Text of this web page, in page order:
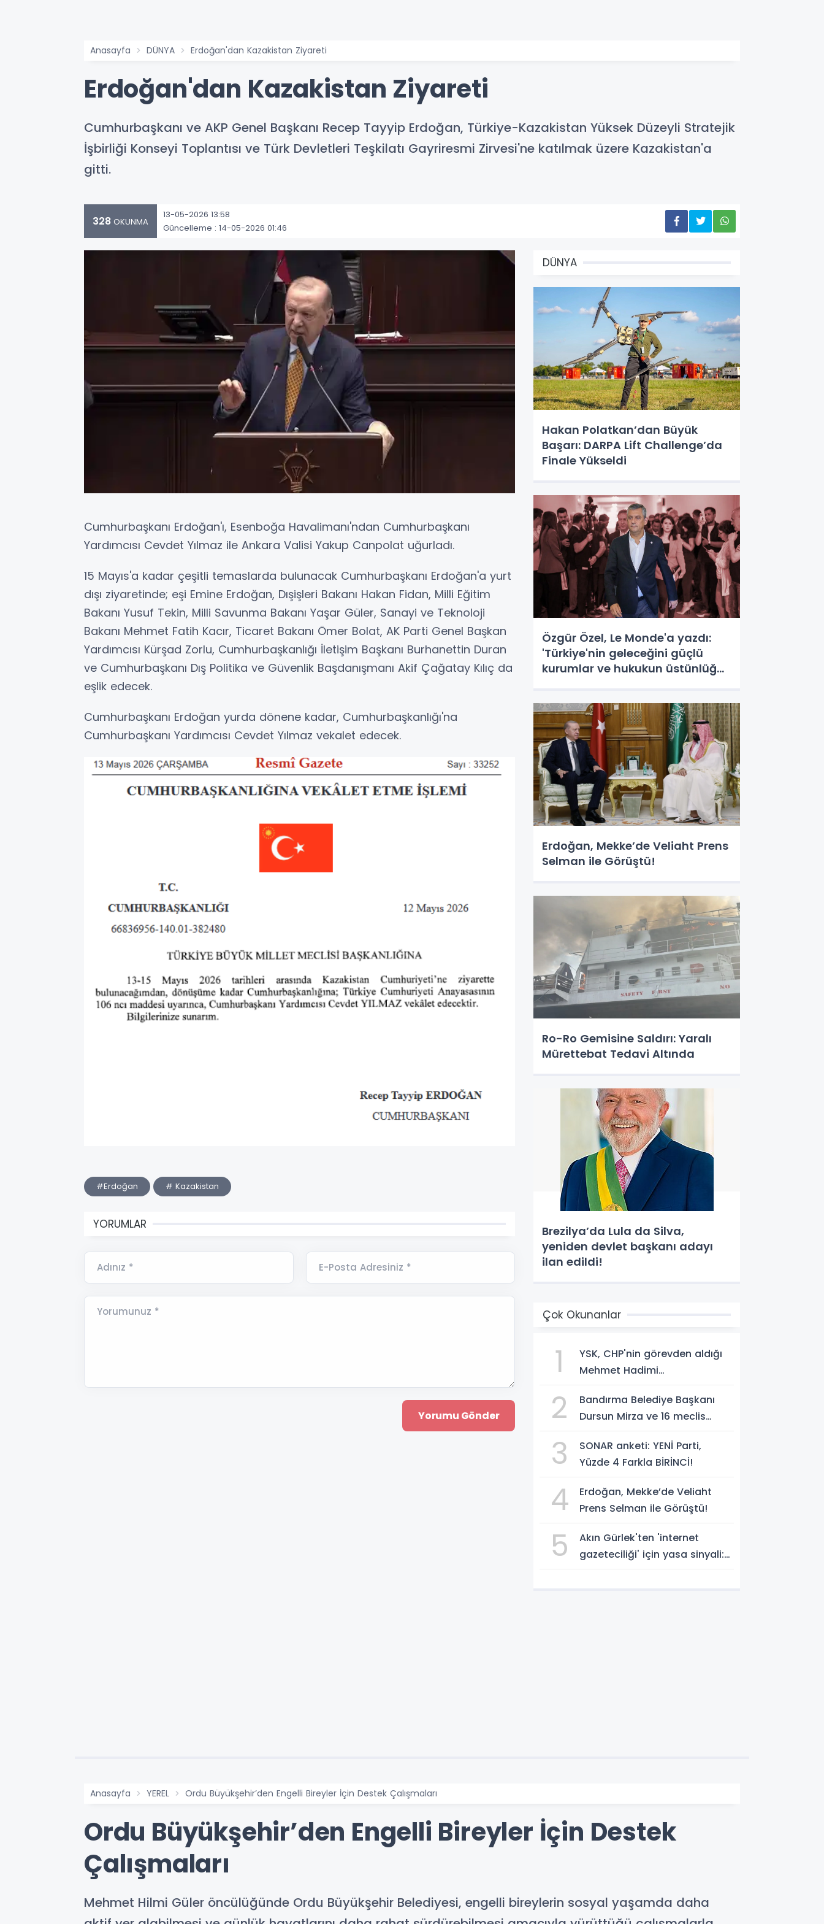
Anasayfa DÜNYA Erdoğan'dan Kazakistan Ziyareti
Erdoğan'dan Kazakistan Ziyareti
Cumhurbaşkanı ve AKP Genel Başkanı Recep Tayyip Erdoğan, Türkiye-Kazakistan Yüksek Düzeyli Stratejik
İşbirliği Konseyi Toplantısı ve Türk Devletleri Teşkilatı Gayriresmi Zirvesi'ne katılmak üzere Kazakistan'a
gitti.
328 OKUNMA
13-05-2026 13:58
Güncelleme : 14-05-2026 01:46
Cumhurbaşkanı Erdoğan'ı, Esenboğa Havalimanı'ndan Cumhurbaşkanı
Yardımcısı Cevdet Yılmaz ile Ankara Valisi Yakup Canpolat uğurladı.
15 Mayıs'a kadar çeşitli temaslarda bulunacak Cumhurbaşkanı Erdoğan'a yurt
dışı ziyaretinde; eşi Emine Erdoğan, Dışişleri Bakanı Hakan Fidan, Milli Eğitim
Bakanı Yusuf Tekin, Milli Savunma Bakanı Yaşar Güler, Sanayi ve Teknoloji
Bakanı Mehmet Fatih Kacır, Ticaret Bakanı Ömer Bolat, AK Parti Genel Başkan
Yardımcısı Kürşad Zorlu, Cumhurbaşkanlığı İletişim Başkanı Burhanettin Duran
ve Cumhurbaşkanı Dış Politika ve Güvenlik Başdanışmanı Akif Çağatay Kılıç da
eşlik edecek.
Cumhurbaşkanı Erdoğan yurda dönene kadar, Cumhurbaşkanlığı'na
Cumhurbaşkanı Yardımcısı Cevdet Yılmaz vekalet edecek.
#Erdoğan # Kazakistan
YORUMLAR
Adınız * E-Posta Adresiniz *
Yorumunuz *
DÜNYA
Hakan Polatkan’dan Büyük
Başarı: DARPA Lift Challenge’da
Finale Yükseldi
Özgür Özel, Le Monde'a yazdı:
'Türkiye'nin geleceğini güçlü
kurumlar ve hukukun üstünlüğü
Erdoğan, Mekke’de Veliaht Prens
Selman ile Görüştü!
Ro-Ro Gemisine Saldırı: Yaralı
Mürettebat Tedavi Altında
Brezilya’da Lula da Silva,
yeniden devlet başkanı adayı
ilan edildi!
Çok Okunanlar
1
YSK, CHP'nin görevden aldığı
Mehmet Hadimi
temsilcisi olarak atadı!
2
Bandırma Belediye Başkanı
Dursun Mirza ve 16 meclis
geçti!
3
SONAR anketi: YENİ Parti,
Yüzde 4 Farkla BİRİNCİ!
4
Erdoğan, Mekke’de Veliaht
Prens Selman ile Görüştü!
5
Akın Gürlek'ten 'internet
gazeteciliği' için yasa sinyali:
Anasayfa YEREL Ordu Büyükşehir’den Engelli Bireyler İçin Destek Çalışmaları
Ordu Büyükşehir’den Engelli Bireyler İçin Destek
Çalışmaları
Mehmet Hilmi Güler öncülüğünde Ordu Büyükşehir Belediyesi, engelli bireylerin sosyal yaşamda daha